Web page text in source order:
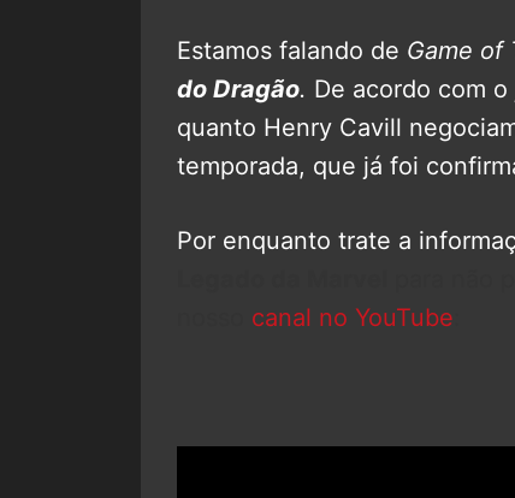
Estamos falando de Game of
do Dragão. De acordo com
quanto Henry Cavill
temporada, que já foi
Por enquanto trate a
canal no YouTube